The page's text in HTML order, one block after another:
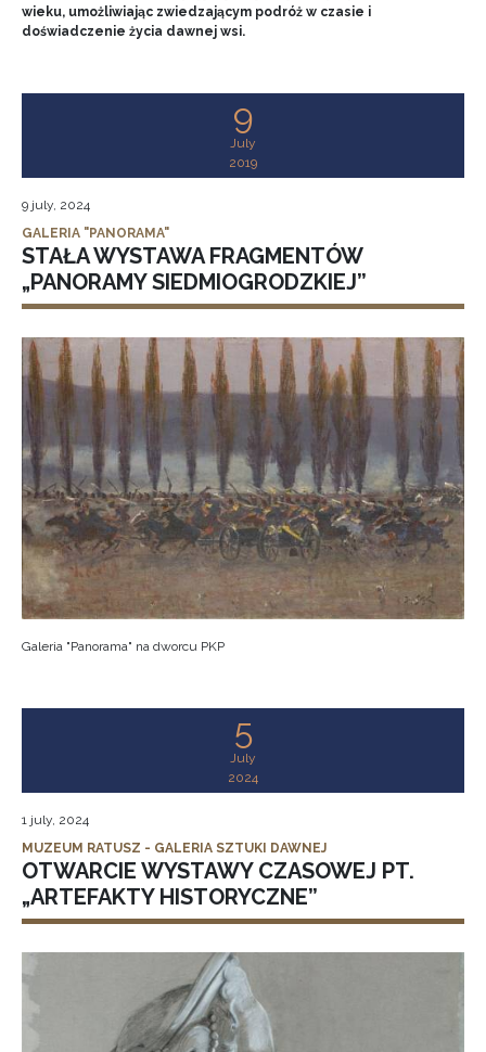
wieku, umożliwiając zwiedzającym podróż w czasie i
doświadczenie życia dawnej wsi.
9
July
2019
9 july, 2024
GALERIA "PANORAMA"
STAŁA WYSTAWA FRAGMENTÓW
„PANORAMY SIEDMIOGRODZKIEJ”
Galeria "Panorama" na dworcu PKP
5
July
2024
1 july, 2024
MUZEUM RATUSZ - GALERIA SZTUKI DAWNEJ
OTWARCIE WYSTAWY CZASOWEJ PT.
„ARTEFAKTY HISTORYCZNE”